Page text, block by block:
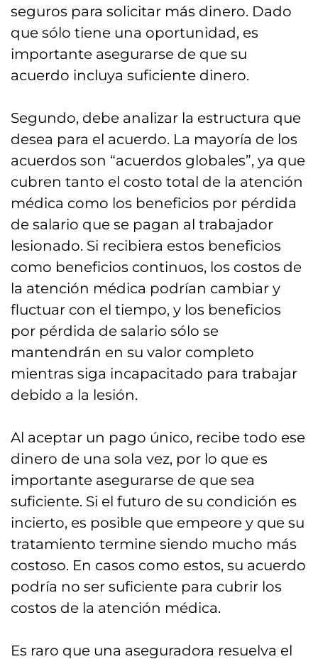
seguros para solicitar más dinero. Dado
que sólo tiene una oportunidad, es
importante asegurarse de que su
acuerdo incluya suficiente dinero.
Segundo, debe analizar la estructura que
desea para el acuerdo. La mayoría de los
acuerdos son “acuerdos globales”, ya que
cubren tanto el costo total de la atención
médica como los beneficios por pérdida
de salario que se pagan al trabajador
lesionado. Si recibiera estos beneficios
como beneficios continuos, los costos de
la atención médica podrían cambiar y
fluctuar con el tiempo, y los beneficios
por pérdida de salario sólo se
mantendrán en su valor completo
mientras siga incapacitado para trabajar
debido a la lesión.
Al aceptar un pago único, recibe todo ese
dinero de una sola vez, por lo que es
importante asegurarse de que sea
suficiente. Si el futuro de su condición es
incierto, es posible que empeore y que su
tratamiento termine siendo mucho más
costoso. En casos como estos, su acuerdo
podría no ser suficiente para cubrir los
costos de la atención médica.
Es raro que una aseguradora resuelva el